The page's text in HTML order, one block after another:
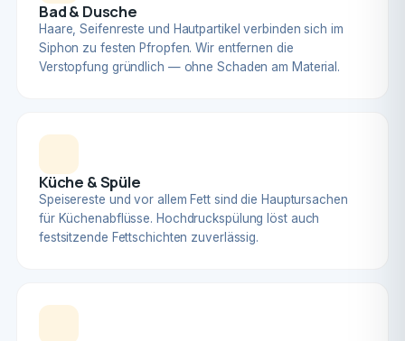
Bad & Dusche
Haare, Seifenreste und Hautpartikel verbinden sich im
Siphon zu festen Pfropfen. Wir entfernen die
Verstopfung gründlich — ohne Schaden am Material.
Küche & Spüle
Speisereste und vor allem Fett sind die Hauptursachen
für Küchenabflüsse. Hochdruckspülung löst auch
festsitzende Fettschichten zuverlässig.